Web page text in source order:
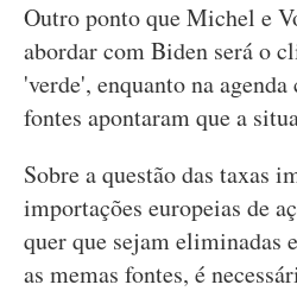
Outro ponto que Michel e
abordar com Biden será o
'verde', enquanto na
fontes apontaram que a
Sobre a questão das taxas
importações europeias de
quer que sejam eliminadas
as memas fontes, é